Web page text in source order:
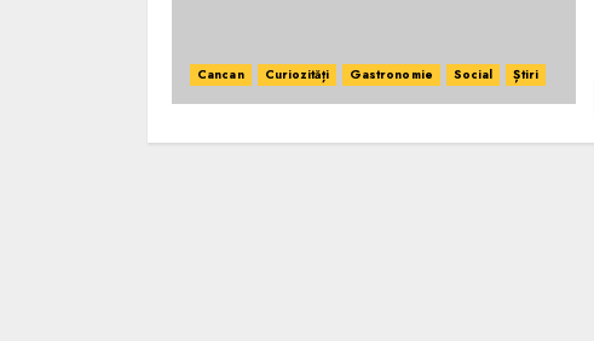
Cancan Curiozități Gastronomie Social Știri